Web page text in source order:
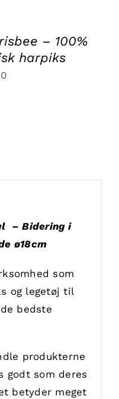
– 100%
harpiks
– Bidering i
ø18cm
som
og legetøj til
bedste
produkterne
godt som deres
betyder meget